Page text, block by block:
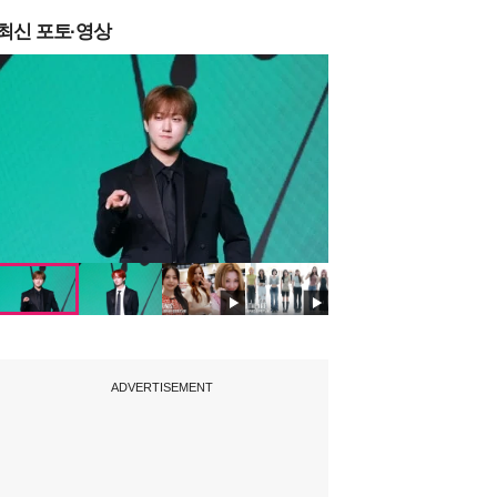
신 포토·영상
ADVERTISEMENT